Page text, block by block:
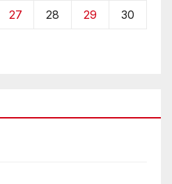
27 28 29 30